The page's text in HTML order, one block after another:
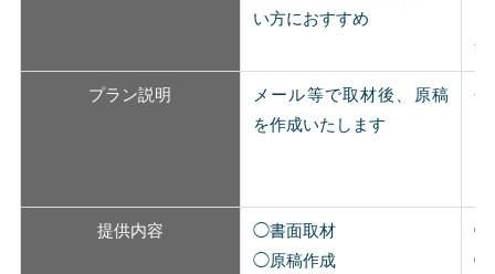
い方におすすめ
方
プラン説明
メール等で取材後、原稿
を作成いたします
提供内容
◯書面取材
◯原稿作成
◯
◯